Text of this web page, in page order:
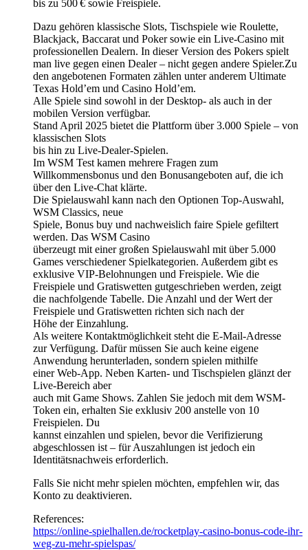
bis zu 500 € sowie Freispiele.
Dazu gehören klassische Slots, Tischspiele wie Roulette,
Blackjack, Baccarat und Poker sowie ein Live-Casino mit
professionellen Dealern. In dieser Version des Pokers spielt
man live gegen einen Dealer – nicht gegen andere Spieler.Zu
den angebotenen Formaten zählen unter anderem Ultimate
Texas Hold’em und Casino Hold’em.
Alle Spiele sind sowohl in der Desktop- als auch in der
mobilen Version verfügbar.
Stand April 2025 bietet die Plattform über 3.000 Spiele – von
klassischen Slots
bis hin zu Live-Dealer-Spielen.
Im WSM Test kamen mehrere Fragen zum
Willkommensbonus und den Bonusangeboten auf, die ich
über den Live-Chat klärte.
Die Spielauswahl kann nach den Optionen Top-Auswahl,
WSM Classics, neue
Spiele, Bonus buy und nachweislich faire Spiele gefiltert
werden. Das WSM Casino
überzeugt mit einer großen Spielauswahl mit über 5.000
Games verschiedener Spielkategorien. Außerdem gibt es
exklusive VIP-Belohnungen und Freispiele. Wie die
Freispiele und Gratiswetten gutgeschrieben werden, zeigt
die nachfolgende Tabelle. Die Anzahl und der Wert der
Freispiele und Gratiswetten richten sich nach der
Höhe der Einzahlung.
Als weitere Kontaktmöglichkeit steht die E-Mail-Adresse
zur Verfügung. Dafür müssen Sie auch keine eigene
Anwendung herunterladen, sondern spielen mithilfe
einer Web-App. Neben Karten- und Tischspielen glänzt der
Live-Bereich aber
auch mit Game Shows. Zahlen Sie jedoch mit dem WSM-
Token ein, erhalten Sie exklusiv 200 anstelle von 10
Freispielen. Du
kannst einzahlen und spielen, bevor die Verifizierung
abgeschlossen ist – für Auszahlungen ist jedoch ein
Identitätsnachweis erforderlich.
Falls Sie nicht mehr spielen möchten, empfehlen wir, das
Konto zu deaktivieren.
References:
https://online-spielhallen.de/rocketplay-casino-bonus-code-ihr-
weg-zu-mehr-spielspas/